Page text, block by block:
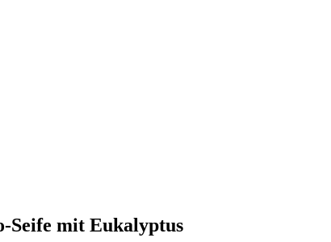
Seife mit Eukalyptus